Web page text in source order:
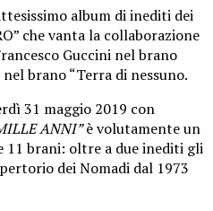
album di inediti dei
che vanta la collaborazione
Guccini nel brano
brano “Terra di nessuno.
31 maggio 2019 con
ANNI”è volutamente un
11 brani: oltre a due inediti gli
dei Nomadi dal 1973